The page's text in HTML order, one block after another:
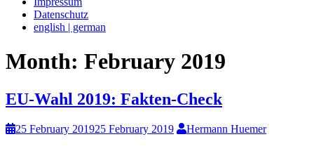
Datenschutz
english | german
Month: February 2019
EU-Wahl 2019: Fakten-Check
25 February 201925 February 2019 Hermann Huemer